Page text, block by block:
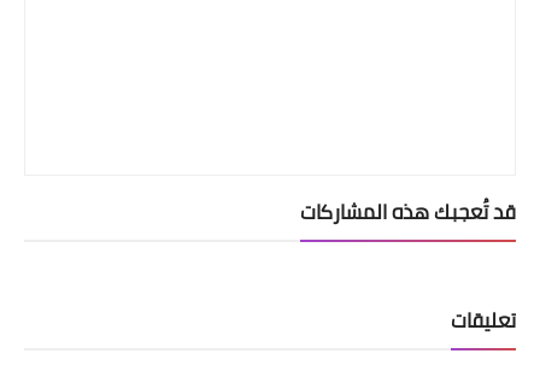
قد تُعجبك هذه المشاركات
تعليقات